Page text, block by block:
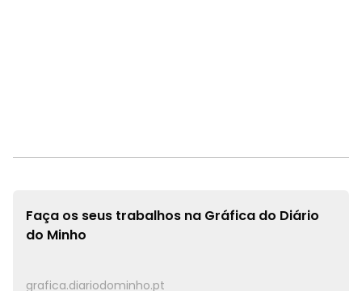
Faça os seus trabalhos na Gráfica do Diário
do Minho
grafica.diariodominho.pt